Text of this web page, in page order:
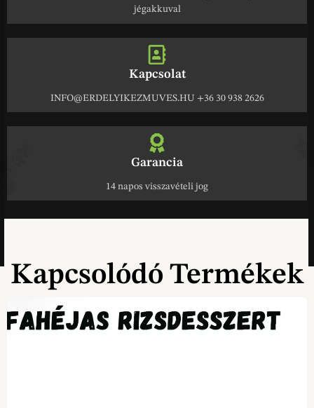
jégakkuval
Kapcsolat
INFO@ERDELYIKEZMUVES.HU +36 30 938 2626
Garancia
14 napos visszavételi jog
Kapcsolódó Termékek